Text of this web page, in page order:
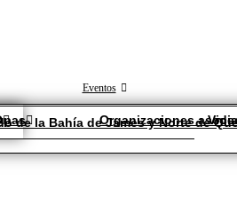
Organizaciones
Eventos
de la Bahía de James y Norte de